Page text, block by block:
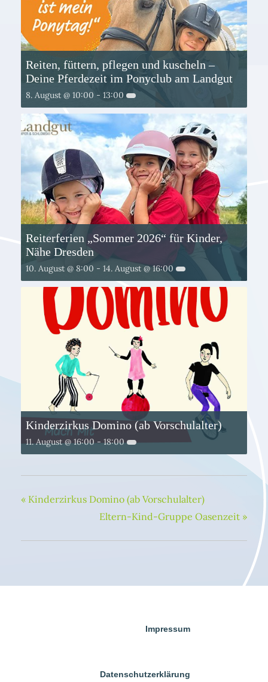
Reiten, füttern, pflegen und kuscheln –
Deine Pferdezeit im Ponyclub am Landgut
8. August @ 10:00 - 13:00
Reiterferien „Sommer 2026“ für Kinder,
Nähe Dresden
10. August @ 8:00 - 14. August @ 16:00
Kinderzirkus Domino (ab Vorschulalter)
11. August @ 16:00-18:00
« Kinderzirkus Domino (ab Vorschulalter)
Eltern-Kind-Gruppe Oasenzeit »
Impressum
Datenschutzerklärung